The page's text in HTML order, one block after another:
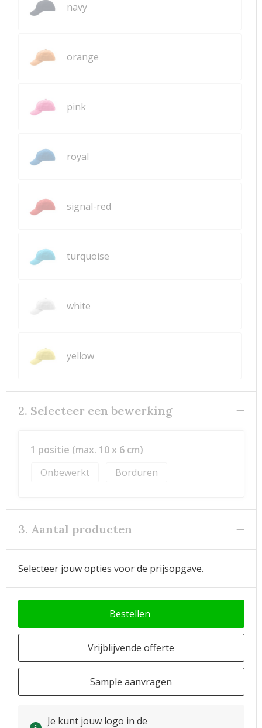
navy
orange
pink
royal
signal-red
turquoise
white
yellow
2. Selecteer een bewerking
1 positie (max. 10 x 6 cm)
Onbewerkt
Borduren
3. Aantal producten
Selecteer jouw opties voor de prijsopgave.
Bestellen
Vrijblijvende offerte
Sample aanvragen
Je kunt jouw logo in de